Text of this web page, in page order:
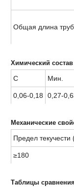
Общая длина
Химический состав
С Мин.
0,06-0,18 0,27-
Механические
Предел
≥180
Таблицы